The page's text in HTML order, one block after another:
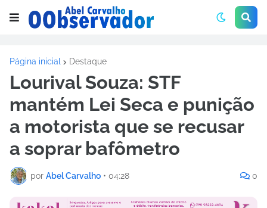
Página inicial Destaque
Lourival Souza: STF
mantém Lei Seca e punição
a motorista que se recusar
a soprar bafômetro
por Abel Carvalho • 04:28 0